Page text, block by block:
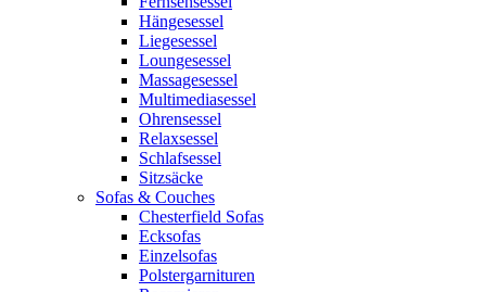
Hängesessel
Liegesessel
Loungesessel
Massagesessel
Multimediasessel
Ohrensessel
Relaxsessel
Schlafsessel
Sitzsäcke
Sofas & Couches
Chesterfield Sofas
Ecksofas
Einzelsofas
Polstergarnituren